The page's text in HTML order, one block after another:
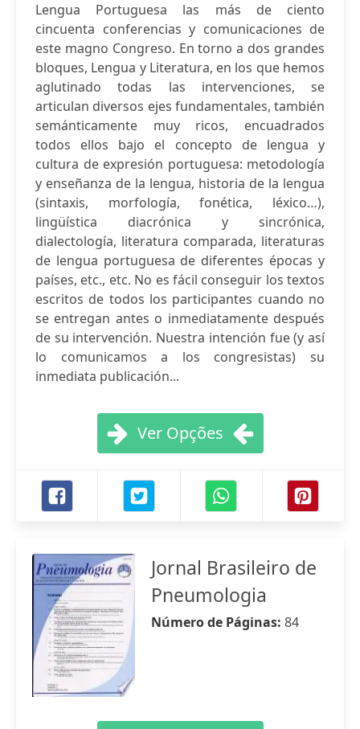
Lengua Portuguesa las más de ciento
cincuenta conferencias y comunicaciones de
este magno Congreso. En torno a dos grandes
bloques, Lengua y Literatura, en los que hemos
aglutinado todas las intervenciones, se
articulan diversos ejes fundamentales, también
semánticamente muy ricos, encuadrados
todos ellos bajo el concepto de lengua y
cultura de expresión portuguesa: metodología
y enseñanza de la lengua, historia de la lengua
(sintaxis, morfología, fonética, léxico…),
lingüística diacrónica y sincrónica,
dialectología, literatura comparada, literaturas
de lengua portuguesa de diferentes épocas y
países, etc., etc. No es fácil conseguir los textos
escritos de todos los participantes cuando no
se entregan antes o inmediatamente después
de su intervención. Nuestra intención fue (y así
lo comunicamos a los congresistas) su
inmediata publicación...
Ver Opções
Jornal Brasileiro de
Pneumologia
Número de Páginas: 84